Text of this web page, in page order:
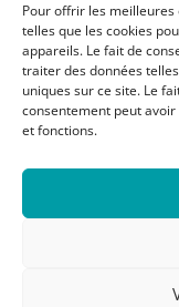
Pour offrir les
telles que les cookies
appareils. Le fait de
traiter des données
uniques sur ce site. Le
consentement peut
et fonctions.